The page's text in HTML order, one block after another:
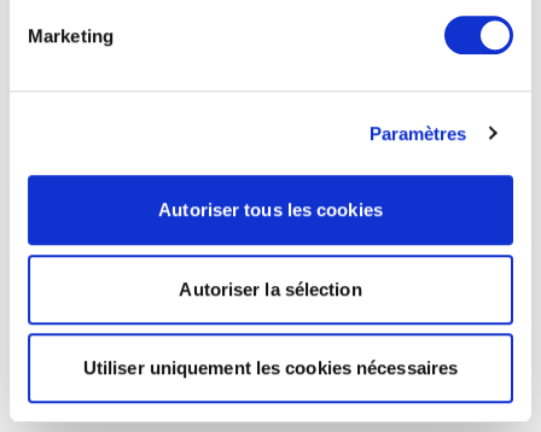
Marketing
Paramètres
Autoriser tous les cookies
Autoriser la sélection
Utiliser uniquement les cookies nécessaires